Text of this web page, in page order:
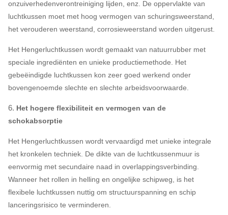
onzuiverhedenverontreiniging lijden, enz. De oppervlakte van
luchtkussen moet met hoog vermogen van schuringsweerstand,
het verouderen weerstand, corrosieweerstand worden uitgerust.
Het Hengerluchtkussen wordt gemaakt van natuurrubber met
speciale ingrediënten en unieke productiemethode. Het
gebeëindigde luchtkussen kon zeer goed werkend onder
bovengenoemde slechte en slechte arbeidsvoorwaarde.
6. Het hogere flexibiliteit en vermogen van de
schokabsorptie
Het Hengerluchtkussen wordt vervaardigd met unieke integrale
het kronkelen techniek. De dikte van de luchtkussenmuur is
eenvormig met secundaire naad in overlappingsverbinding.
Wanneer het rollen in helling en ongelijke schipweg, is het
flexibele luchtkussen nuttig om structuurspanning en schip
lanceringsrisico te verminderen.